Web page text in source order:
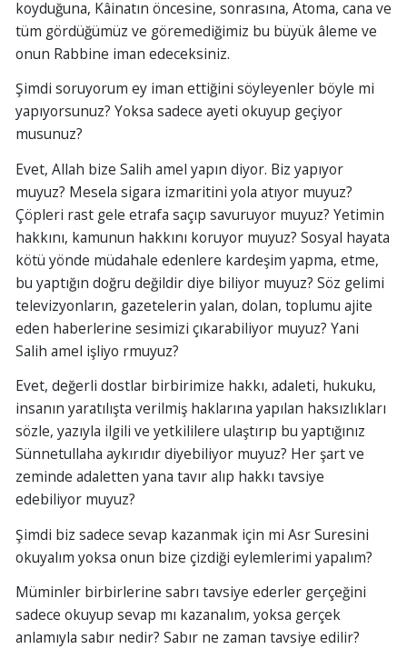
koyduğuna, Kâinatın öncesine, sonrasına, Atoma, cana ve
tüm gördüğümüz ve göremediğimiz bu büyük âleme ve
onun Rabbine iman edeceksiniz.
Şimdi soruyorum ey iman ettiğini söyleyenler böyle mi
yapıyorsunuz? Yoksa sadece ayeti okuyup geçiyor
musunuz?
Evet, Allah bize Salih amel yapın diyor. Biz yapıyor
muyuz? Mesela sigara izmaritini yola atıyor muyuz?
Çöpleri rast gele etrafa saçıp savuruyor muyuz? Yetimin
hakkını, kamunun hakkını koruyor muyuz? Sosyal hayata
kötü yönde müdahale edenlere kardeşim yapma, etme,
bu yaptığın doğru değildir diye biliyor muyuz? Söz gelimi
televizyonların, gazetelerin yalan, dolan, toplumu ajite
eden haberlerine sesimizi çıkarabiliyor muyuz? Yani
Salih amel işliyo rmuyuz?
Evet, değerli dostlar birbirimize hakkı, adaleti, hukuku,
insanın yaratılışta verilmiş haklarına yapılan haksızlıkları
sözle, yazıyla ilgili ve yetkililere ulaştırıp bu yaptığınız
Sünnetullaha aykırıdır diyebiliyor muyuz? Her şart ve
zeminde adaletten yana tavır alıp hakkı tavsiye
edebiliyor muyuz?
Şimdi biz sadece sevap kazanmak için mi Asr Suresini
okuyalım yoksa onun bize çizdiği eylemlerimi yapalım?
Müminler birbirlerine sabrı tavsiye ederler gerçeğini
sadece okuyup sevap mı kazanalım, yoksa gerçek
anlamıyla sabır nedir? Sabır ne zaman tavsiye edilir?